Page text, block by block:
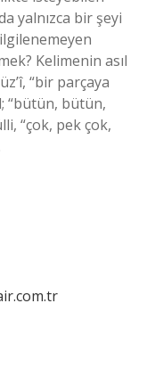
yalnızca bir şeyi
Kelimenin asıl
“bir parçaya
“bütün, bütün,
“çok, pek çok,